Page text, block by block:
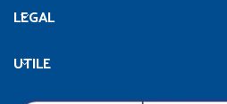
LEGAL
UTILE